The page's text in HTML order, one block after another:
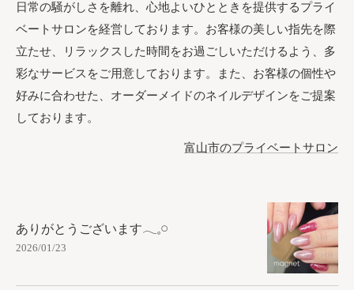
日常の騒がしさを離れ、心地よいひとときを提供するプライ
ベートサロンを経営しております。お客様の美しい指先を際
立たせ、リラックスした時間をお過ごしいただけるよう、多
彩なサービスをご用意しております。また、お客様の個性や
好みに合わせた、オーダーメイドのネイルデザインをご提案
しております。
富山市のプライベートサロン
ありがとうございます𓂃𓈒𓏸︎︎︎︎
2026/01/23